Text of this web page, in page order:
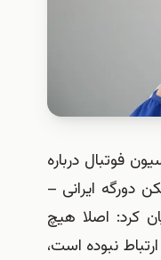
فوتبال درباره
دورگه ایرانی –
کرد: اصلا هیچ
نبوده است،